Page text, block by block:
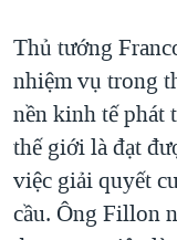
CÁC GIÁ TRỊ
THƯỢNG ĐỈNH
TRỊNH VĨNH
NGƯ DÂN VIỆT
BÊN KIA QUỐC
Thủ tướng
nhiệm vụ trong
nền kinh tế phát
thế giới là đạt
việc giải quyết
cầu. Ông Fillon